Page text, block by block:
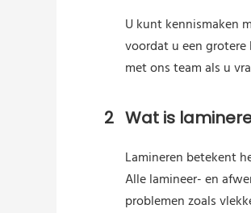
U kunt kennismaken
voordat u een
met ons team als u
2 Wat is
Lamineren betekent
Alle lamineer- en
problemen zoals